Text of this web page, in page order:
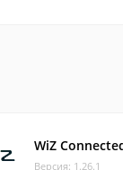
WiZ
Версия: 1.26.1